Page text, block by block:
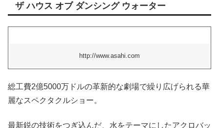
ザ ハウス オブ ダンシング ウォーター
http://www.asahi.com
総工費2億5000万ドルの革新的な劇場で繰り広げられる華
麗なスペクタクルショー。
最新鋭の技術をつぎ込んだ、水をテーマにしたアクロバッ